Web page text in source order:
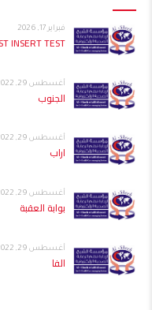
فبراير 17, 2026
INSERT TEST
أغسطس 29, 2022
الجنوب
أغسطس 29, 2022
اراب
أغسطس 29, 2022
بوابة العقبة
أغسطس 29, 2022
الفا